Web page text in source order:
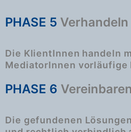
PHASE 5 Verhandeln
Die KlientInnen handeln
MediatorInnen vorläufige
PHASE 6 Vereinbaren
Die gefundenen